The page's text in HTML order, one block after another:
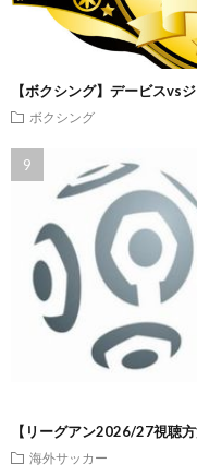
【ボクシング】デービスvs
ボクシング
【リーグアン2026/27視聴
海外サッカー